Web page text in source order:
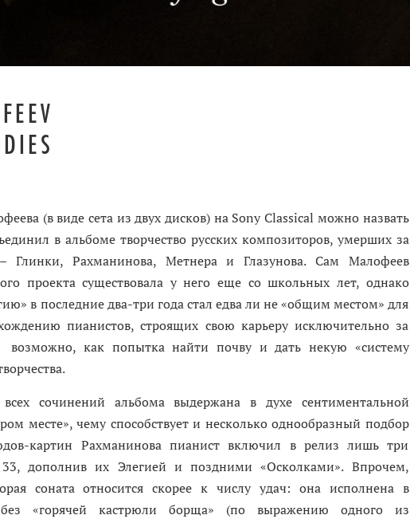
(в виде сета из двух дисков) на Sony Classical можно назвать
в альбоме творчество русских композиторов, умерших за
Глинки, Рахманинова, Метнера и Глазунова. Сам Малофеев
проекта существовала у него еще со школьных лет, однако
в последние два-три года стал едва ли не «общим местом» для
пианистов, строящих свою карьеру исключительно за
как попытка найти почву и дать некую «систему
всех сочинений альбома выдержана в духе сентиментальной
месте», чему способствует и несколько однообразный подбор
картин Рахманинова пианист включил в релиз лишь три
дополнив их Элегией и поздними «Осколками». Впрочем,
соната относится скорее к числу удач: она исполнена в
без «горячей кастрюли борща» (по выражению одного из